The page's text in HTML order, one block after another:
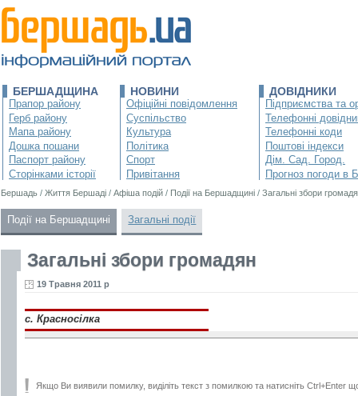
БЕРШАДЩИНА
Прапор району
Герб району
Мапа району
Дошка пошани
Паспорт району
Сторінками історії
НОВИНИ
Офіційні повідомлення
Суспільство
Культура
Політика
Спорт
Привітання
ДОВІДНИКИ
Підприємства та
Телефонні
Телефонні коди
Поштові індекси
Дім. Сад. Город.
Прогноз погоди в
Бершадь / Життя Бершаді / Афіша подій / Події на Бершадщині / Загальні збори
Події на Бершадщині Загальні події
Загальні збори громадян
19 Травня 2011 р
с. Красносілка
Якщо Ви виявили помилку, виділіть текст з помилкою та натисніть Ctrl+Enter